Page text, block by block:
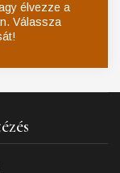
élvezze a
Válassza